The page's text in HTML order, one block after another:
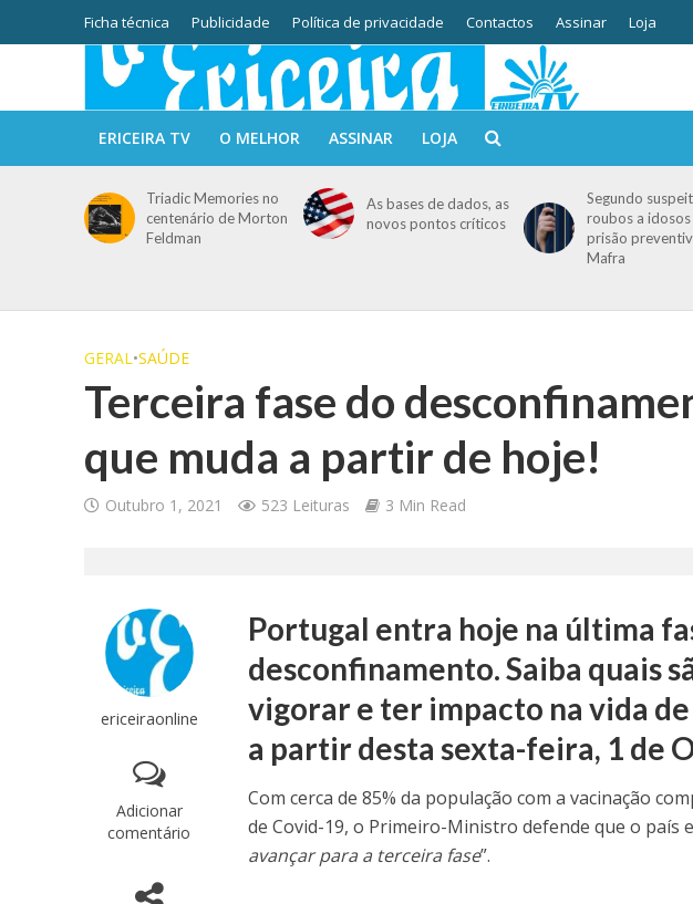
Ficha técnica Publicidade Política de privacidade Contactos Assinar Loja
ERICEIRA TV O MELHOR ASSINAR LOJA
Triadic Memories no
centenário de Morton
Feldman
As bases de dados, as
novos pontos críticos
Segundo
roubos a idosos
prisão
Mafra
GERAL•SAÚDE
Terceira fase do
que muda a partir de hoje!
Outubro 1, 2021 523 Leituras 3 Min Read
ericeiraonline
Adicionar
comentário
Portugal entra hoje na última
desconfinamento. Saiba quais
vigorar e ter impacto na vida
a partir desta sexta-feira, 1 de
Com cerca de 85% da população com a vacinação
de Covid-19, o Primeiro-Ministro defende que o país
avançar para a terceira fase”.